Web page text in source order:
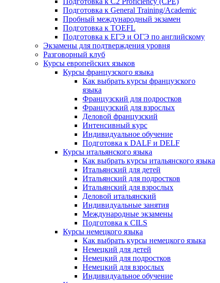
Подготовка к General Training/Academic
Пробный международный экзамен
Подготовка к TOEFL
Подготовка к ЕГЭ и ОГЭ по английскому
Экзамены для подтверждения уровня
Разговорный клуб
Курсы европейских языков
Курсы французского языка
Как выбрать курсы французского
языка
Французский для подростков
Французский для взрослых
Деловой французский
Интенсивный курс
Индивидуальное обучение
Подготовка к DALF и DELF
Курсы итальянского языка
Как выбрать курсы итальянского языка
Итальянский для детей
Итальянский для подростков
Итальянский для взрослых
Деловой итальянский
Индивидуальные занятия
Международные экзамены
Подготовка к CILS
Курсы немецкого языка
Как выбрать курсы немецкого языка
Немецкий для детей
Немецкий для подростков
Немецкий для взрослых
Индивидуальное обучение